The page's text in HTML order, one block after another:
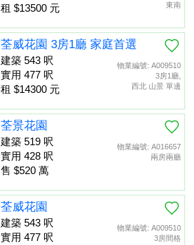
東南
租 $13500 元
物業編號: A009510
3房1廳,
西北 山景 單邊
荃威花園 3房1廳 家庭首選
建築 543 呎
實用 477 呎
租 $14300 元
物業編號: A016657
兩房兩廳
荃景花園
建築 519 呎
實用 428 呎
售 $520 萬
物業編號: A009510
3房間格
荃威花園
建築 543 呎
實用 477 呎